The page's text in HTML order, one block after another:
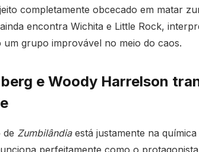
completamente obcecado em matar
encontra Wichita e Little Rock,
um grupo improvável no meio do caos.
e Woody Harrelson
de Zumbilândiaestá justamente na
perfeitamente como o